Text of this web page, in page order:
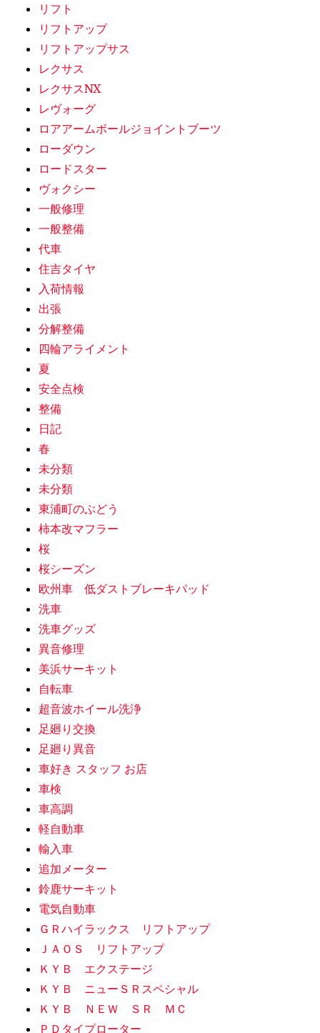
リフト
リフトアップ
リフトアップサス
レクサス
レクサスNX
レヴォーグ
ロアアームボールジョイントブーツ
ローダウン
ロードスター
ヴォクシー
一般修理
一般整備
代車
住吉タイヤ
入荷情報
出張
分解整備
四輪アライメント
夏
安全点検
整備
日記
春
未分類
未分類
東浦町のぶどう
柿本改マフラー
桜
桜シーズン
欧州車 低ダストブレーキパッド
洗車
洗車グッズ
異音修理
美浜サーキット
自転車
超音波ホイール洗浄
足廻り交換
足廻り異音
車好き スタッフ お店
車検
車高調
軽自動車
輸入車
追加メーター
鈴鹿サーキット
電気自動車
ＧＲハイラックス リフトアップ
ＪＡＯＳ リフトアップ
ＫＹＢ エクステージ
ＫＹＢ ニューＳＲスペシャル
ＫＹＢ ＮＥＷ ＳＲ ＭＣ
ＰＤタイプローター